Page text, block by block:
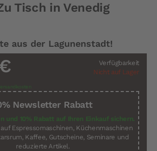
Tisch in Venedig
aus der Lagunenstadt!
Verfügbarkeit
Nicht auf Lager
Newsletter Rabatt
und 10% Rabatt auf Ihren Einkauf sichern.
Espressomaschinen, Küchenmaschinen
Kaffee, Gutscheine, Seminare und
reduzierte Artikel.